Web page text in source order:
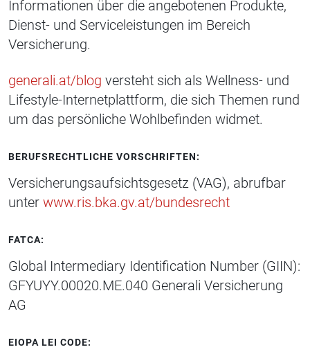
Informationen über die angebotenen Produkte,
Dienst- und Serviceleistungen im Bereich
Versicherung.
generali.at/blog versteht sich als Wellness- und
Lifestyle-Internetplattform, die sich Themen rund
um das persönliche Wohlbefinden widmet.
BERUFSRECHTLICHE VORSCHRIFTEN:
Versicherungsaufsichtsgesetz (VAG), abrufbar
unter www.ris.bka.gv.at/bundesrecht
FATCA:
Global Intermediary Identification Number (GIIN):
GFYUYY.00020.ME.040 Generali Versicherung
AG
EIOPA LEI CODE: